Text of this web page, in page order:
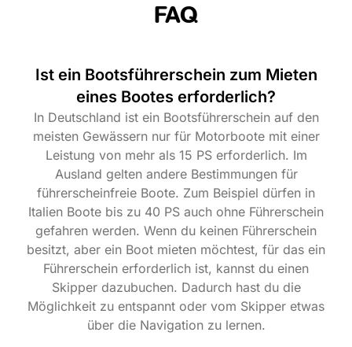
FAQ
Ist ein Bootsführerschein zum Mieten
eines Bootes erforderlich?
In Deutschland ist ein Bootsführerschein auf den
meisten Gewässern nur für Motorboote mit einer
Leistung von mehr als 15 PS erforderlich. Im
Ausland gelten andere Bestimmungen für
führerscheinfreie Boote. Zum Beispiel dürfen in
Italien Boote bis zu 40 PS auch ohne Führerschein
gefahren werden. Wenn du keinen Führerschein
besitzt, aber ein Boot mieten möchtest, für das ein
Führerschein erforderlich ist, kannst du einen
Skipper dazubuchen. Dadurch hast du die
Möglichkeit zu entspannt oder vom Skipper etwas
über die Navigation zu lernen.